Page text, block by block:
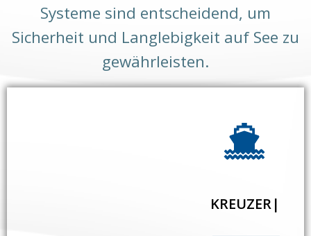
Systeme sind entscheidend, um
Sicherheit und Langlebigkeit auf See zu
gewährleisten.
ME|